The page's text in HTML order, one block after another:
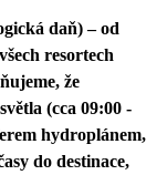
daň) – od
resortech
že
(cca 09:00 -
hydroplánem,
do destinace,